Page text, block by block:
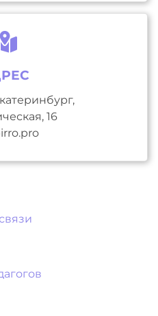
16